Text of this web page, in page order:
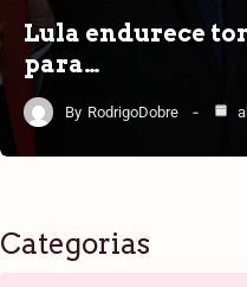
Lula endurece
para…
By RodrigoDobre
Categorias